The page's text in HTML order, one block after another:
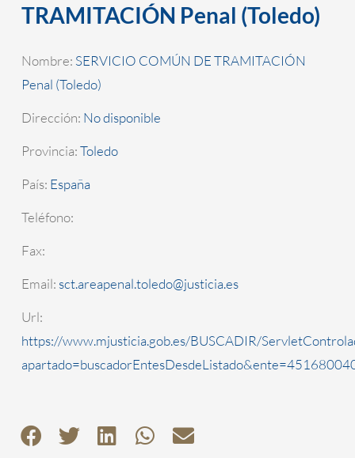
TRAMITACIÓN Penal (Toledo)
Nombre: SERVICIO COMÚN DE TRAMITACIÓN
Penal (Toledo)
Dirección: No disponible
Provincia:Toledo
País: España
Teléfono:
Fax:
Email: sct.areapenal.toledo@justicia.es
Url:
https://www.mjusticia.gob.es/BUSCADIR/